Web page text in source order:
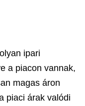
ipari
a piacon vannak,
magas áron
piaci árak valódi